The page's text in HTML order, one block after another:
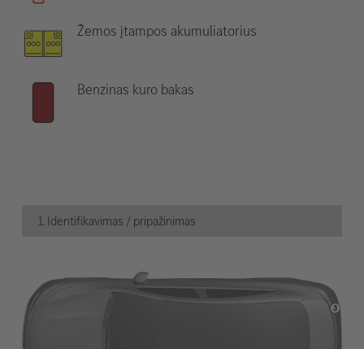
Žemos įtampos akumuliatorius
Benzinas kuro bakas
1. Identifikavimas / pripažinimas